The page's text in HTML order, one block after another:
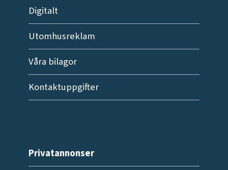
Digitalt
Utomhusreklam
Våra bilagor
Kontaktuppgifter
Privatannonser